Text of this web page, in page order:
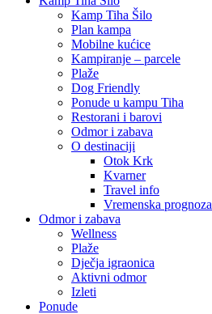
Kamp Tiha Šilo
Plan kampa
Mobilne kućice
Kampiranje – parcele
Plaže
Dog Friendly
Ponude u kampu Tiha
Restorani i barovi
Odmor i zabava
O destinaciji
Otok Krk
Kvarner
Travel info
Vremenska prognoza
Odmor i zabava
Wellness
Plaže
Dječja igraonica
Aktivni odmor
Izleti
Ponude